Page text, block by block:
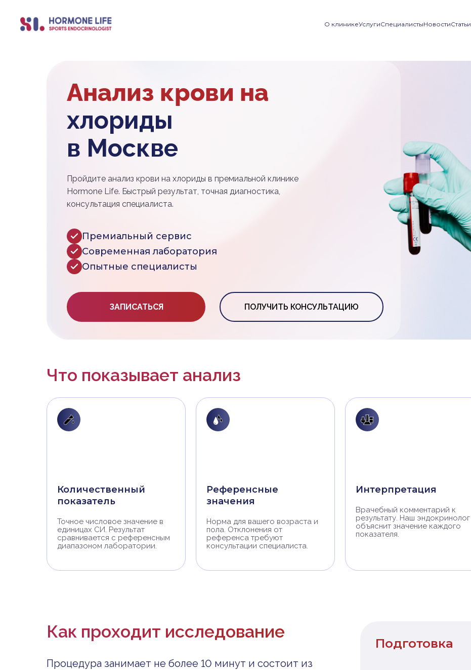
О клиникеУслугиСпециалистыНовостиСтатьи
Анализ крови на
хлориды
в Москве
Пройдите анализ крови на хлориды в премиальной клинике
Hormone Life. Быстрый результат, точная диагностика,
консультация специалиста.
Премиальный сервис
Современная лаборатория
Опытные специалисты
ЗАПИСАТЬСЯ ПОЛУЧИТЬ КОНСУЛЬТАЦИЮ
Что показывает анализ
Количественный
показатель
Точное числовое значение в
единицах СИ. Результат
сравнивается с референсным
диапазоном лаборатории.
Референсные
значения
Норма для вашего возраста и
пола. Отклонения от
референса требуют
консультации специалиста.
Интерпретация
Врачебный комментарий к
результату. Наш эндокринолог
объяснит значение каждого
показателя.
Как проходит исследование
Процедура занимает не более 10 минут и состоит из
Подготовка